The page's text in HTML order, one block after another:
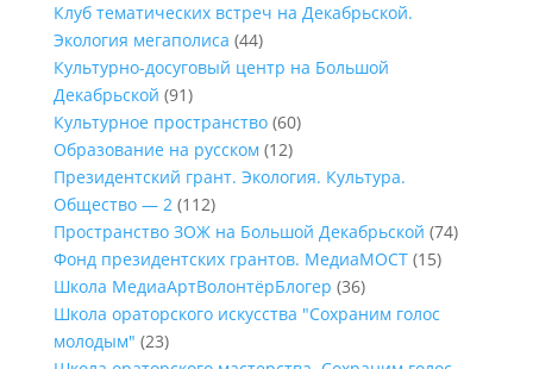
Клуб тематических встреч на Декабрьской.
Экология мегаполиса (44)
Культурно-досуговый центр на Большой
Декабрьской (91)
Культурное пространство(60)
Образование на русском (12)
Президентский грант. Экология. Культура.
Общество — 2(112)
Пространство ЗОЖ на Большой Декабрьской (74)
Фонд президентских грантов. МедиаМОСТ(15)
Школа МедиаАртВолонтёрБлогер (36)
Школа ораторского искусства "Сохраним голос
молодым" (23)